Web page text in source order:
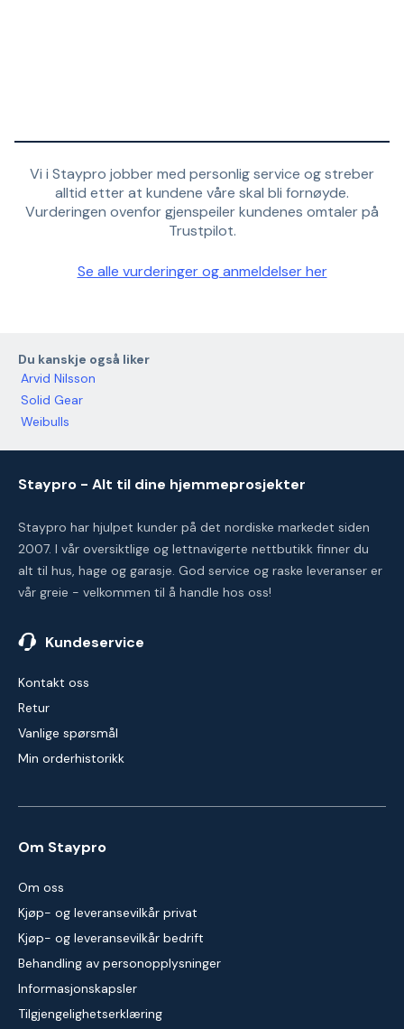
Vi i Staypro jobber med personlig service og streber
alltid etter at kundene våre skal bli fornøyde.
Vurderingen ovenfor gjenspeiler kundenes omtaler på
Trustpilot.
Se alle vurderinger og anmeldelser her
Du kanskje også liker
Arvid Nilsson
Solid Gear
Weibulls
Staypro - Alt til dine hjemmeprosjekter
Staypro har hjulpet kunder på det nordiske markedet siden
2007. I vår oversiktlige og lettnavigerte nettbutikk finner du
alt til hus, hage og garasje. God service og raske leveranser er
vår greie - velkommen til å handle hos oss!
Kundeservice
Kontakt oss
Retur
Vanlige spørsmål
Min orderhistorikk
Om Staypro
Om oss
Kjøp- og leveransevilkår privat
Kjøp- og leveransevilkår bedrift
Behandling av personopplysninger
Informasjonskapsler
Tilgjengelighetserklæring